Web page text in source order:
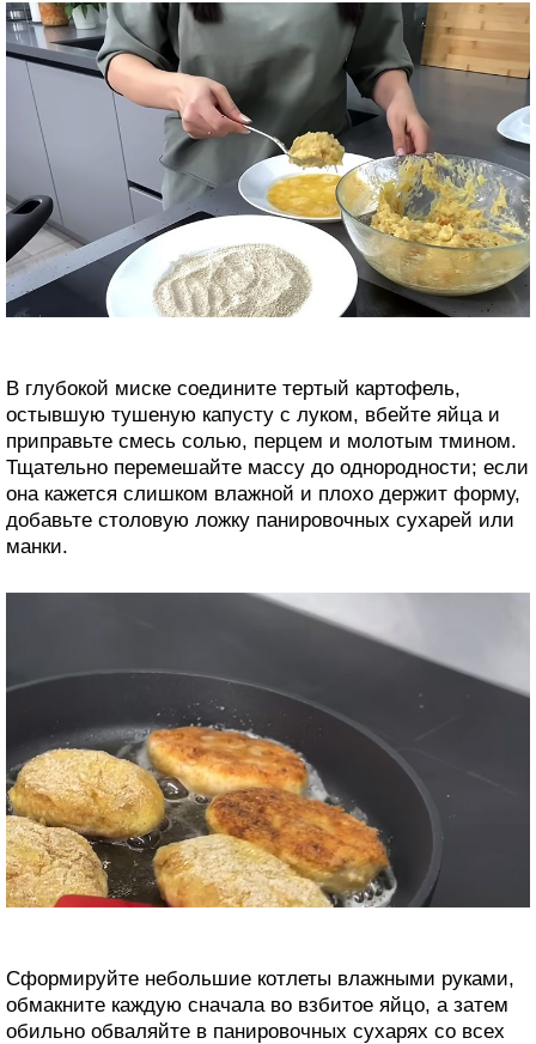
В глубокой миске соедините тертый картофель,
остывшую тушеную капусту с луком, вбейте яйца и
приправьте смесь солью, перцем и молотым тмином.
Тщательно перемешайте массу до однородности; если
она кажется слишком влажной и плохо держит форму,
добавьте столовую ложку панировочных сухарей или
манки.
Сформируйте небольшие котлеты влажными руками,
обмакните каждую сначала во взбитое яйцо, а затем
обильно обваляйте в панировочных сухарях со всех